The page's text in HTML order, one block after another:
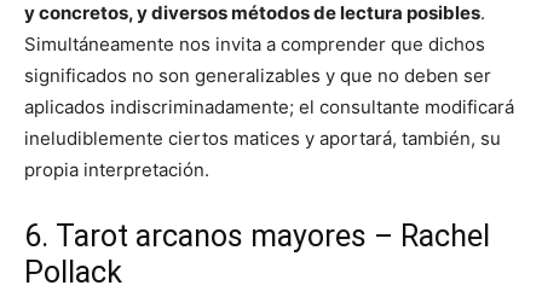
y concretos, y diversos métodos de lectura posibles.
Simultáneamente nos invita a comprender que dichos
significados no son generalizables y que no deben ser
aplicados indiscriminadamente; el consultante modificará
ineludiblemente ciertos matices y aportará, también, su
propia interpretación.
6. Tarot arcanos mayores – Rachel
Pollack